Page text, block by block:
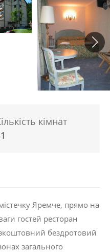
кімнат
Яремче, прямо на
гостей ресторан
бездротовий
загального